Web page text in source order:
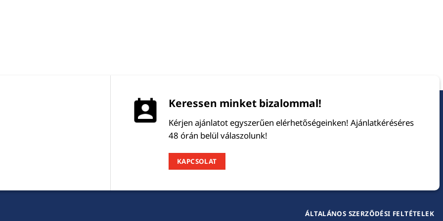
Keressen minket bizalommal!
Kérjen ajánlatot egyszerűen elérhetőségeinken! Ajánlatkéréséres
48 órán belül válaszolunk!
KAPCSOLAT
ÁLTALÁNOS SZERZŐDÉSI FELTÉTELEK